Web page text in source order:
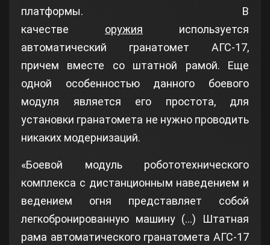
платформы. В
качестве оружия используется
автоматический гранатомет АГС-17,
причем вместе со штатной рамой. Еще
одной особенностью данного боевого
модуля является его простота, для
установки гранатомета не нужно проводить
никаких модернизаций.
«Боевой модуль робототехнического
комплекса с дистанционным наведением и
ведением огня представляет собой
легкобронированную машину (…) Штатная
рама автоматического гранатомета АГС-17